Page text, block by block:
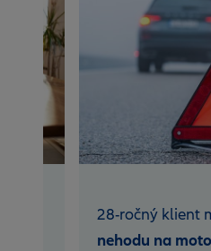
28-ročný klient
nehodu na